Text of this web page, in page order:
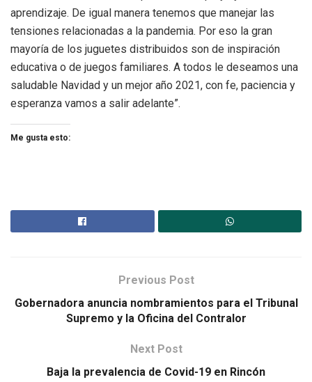
aprendizaje. De igual manera tenemos que manejar las
tensiones relacionadas a la pandemia. Por eso la gran
mayoría de los juguetes distribuidos son de inspiración
educativa o de juegos familiares. A todos le deseamos una
saludable Navidad y un mejor año 2021, con fe, paciencia y
esperanza vamos a salir adelante”.
Me gusta esto:
Previous Post
Gobernadora anuncia nombramientos para el Tribunal
Supremo y la Oficina del Contralor
Next Post
Baja la prevalencia de Covid-19 en Rincón